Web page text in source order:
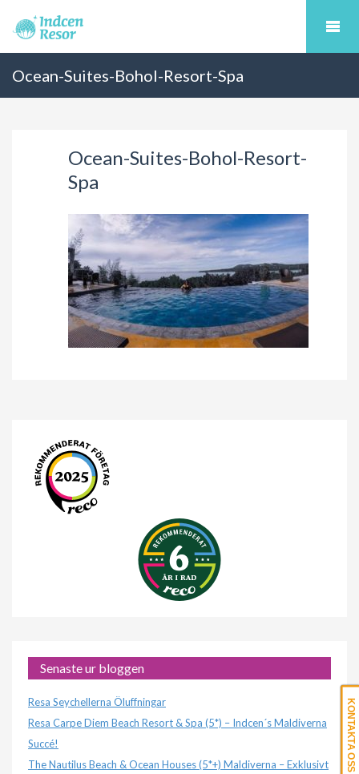
Ocean-Suites-Bohol-Resort-Spa
Ocean-Suites-Bohol-Resort-
Spa
Senaste ur bloggen
Resa Seychellerna Öluffningar
Resa Carpe Diem Beach Resort & Spa (5*) – Indcen´s Maldiverna
Succé!
The Nautilus Beach & Ocean Houses (5*+) Maldiverna – Exklusivt
KONTAKTA OSS